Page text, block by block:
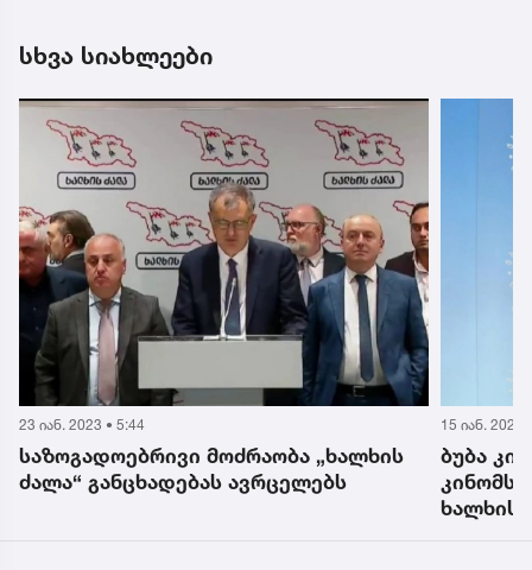
სხვა სიახლეები
23 იან. 2023 • 5:44
საზოგადოებრივი მოძრაობა „ხალხის
ძალა“ განცხადებას ავრცელებს
15 იან. 2023
ბუბა
ხალხის